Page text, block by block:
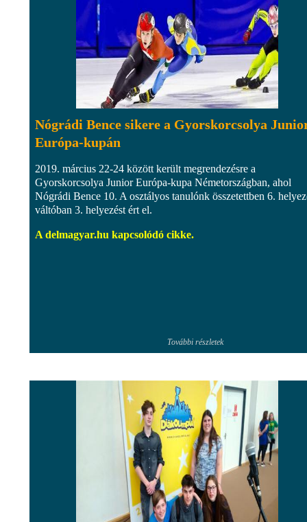
Nógrádi Bence sikere a Gyorskorcsolya
Európa-kupán
2019. március 22-24 között került megrendezésre a
Gyorskorcsolya Junior Európa-kupa Németországban, ahol
Nógrádi Bence 10. A osztályos tanulónk összetettben 6.
váltóban 3. helyezést ért el.
A delmagyar.hu kapcsolódó cikke.
További részletek